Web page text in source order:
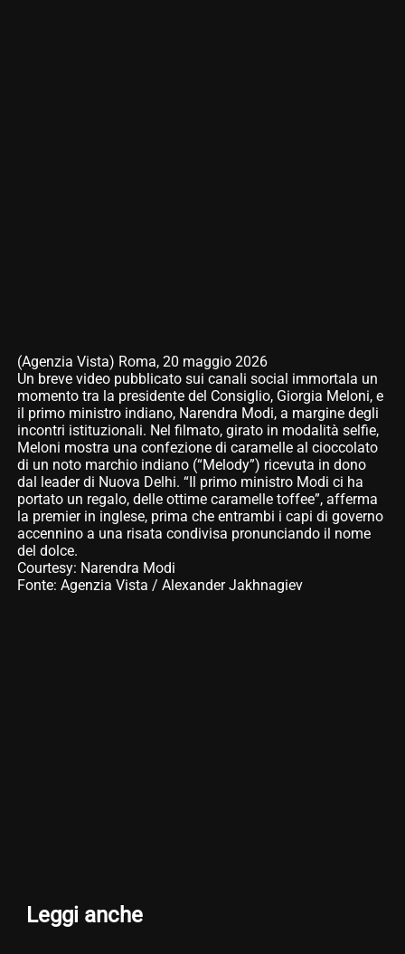
(Agenzia Vista) Roma, 20 maggio 2026
Un breve video pubblicato sui canali social immortala un
momento tra la presidente del Consiglio, Giorgia Meloni, e
il primo ministro indiano, Narendra Modi, a margine degli
incontri istituzionali. Nel filmato, girato in modalità selfie,
Meloni mostra una confezione di caramelle al cioccolato
di un noto marchio indiano (“Melody”) ricevuta in dono
dal leader di Nuova Delhi. “Il primo ministro Modi ci ha
portato un regalo, delle ottime caramelle toffee”, afferma
la premier in inglese, prima che entrambi i capi di governo
accennino a una risata condivisa pronunciando il nome
del dolce.
Courtesy: Narendra Modi
Fonte: Agenzia Vista / Alexander Jakhnagiev
Leggi anche